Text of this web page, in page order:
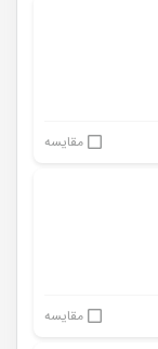
مقایسه
مقایسه